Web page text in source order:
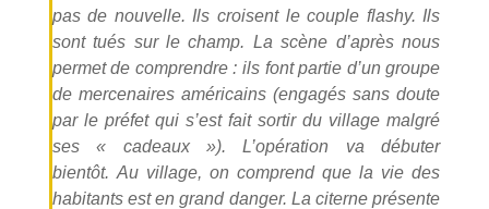
pas de nouvelle. Ils croisent le couple flashy. Ils
sont tués sur le champ. La scène d’après nous
permet de comprendre : ils font partie d’un groupe
de mercenaires américains (engagés sans doute
par le préfet qui s’est fait sortir du village malgré
ses « cadeaux »). L’opération va débuter
bientôt. Au village, on comprend que la vie des
habitants est en grand danger. La citerne présente